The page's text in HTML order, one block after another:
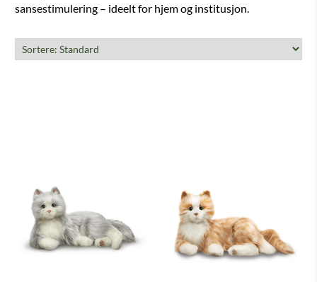
sansestimulering – ideelt for hjem og institusjon.